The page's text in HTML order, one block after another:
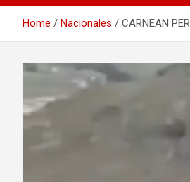
Home Nacionales CARNEAN